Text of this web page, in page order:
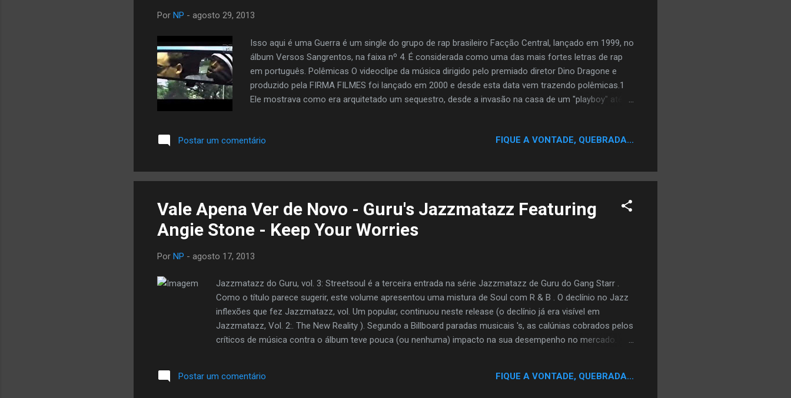
Por NP - agosto 29, 2013
Isso aqui é uma Guerra é um single do grupo de rap brasileiro Facção Central, lançado em 1999, no
álbum Versos Sangrentos, na faixa nº 4. É considerada como uma das mais fortes letras de rap
em português. Polêmicas O videoclipe da música dirigido pelo premiado diretor Dino Dragone e
produzido pela FIRMA FILMES foi lançado em 2000 e desde esta data vem trazendo polêmicas.1
Ele mostrava como era arquitetado um sequestro, desde a invasão na casa de um "playboy" até a
Provocou investigações mas no final do inquérito ninguém foi preso.3 O Clipe contém uma forte
de escolaridade, quando no clipe ele afirma que com apenas a 5ª série concluída não se consegue
emprego, e a solução encontrad...
Postar um comentário FIQUE A VONTADE, QUEBRADA...
Vale Apena Ver de Novo - Guru's Jazzmatazz Featuring
Angie Stone - Keep Your Worries
Por NP - agosto 17, 2013
Jazzmatazz do Guru, vol. 3: Streetsoul é a terceira entrada na série Jazzmatazz de Guru do Gang Starr .
Como o título parece sugerir, este volume apresentou uma mistura de Soul com R & B . O declínio no Jazz
inflexões que fez Jazzmatazz, vol. Um popular, continuou neste release (o declínio já era visível em
Jazzmatazz, Vol. 2:. The New Reality ). Segundo a Billboard paradas musicais 's, as calúnias cobrados pelos
críticos de música contra o álbum teve pouca (ou nenhuma) impacto na sua desempenho no mercado.
série de artistas convidados foram apresentados nesta gravação. A maioria dos artistas são partidários do
Postar um comentário FIQUE A VONTADE, QUEBRADA...